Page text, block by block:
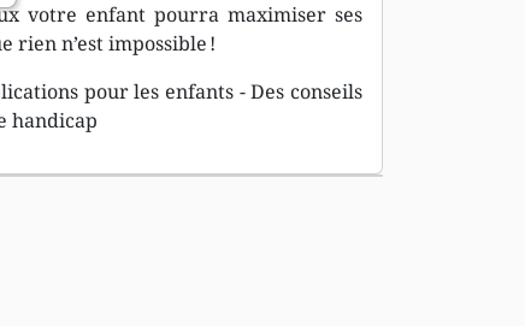
votre enfant pourra maximiser ses
rien n’est impossible !
pour les enfants - Des conseils
handicap